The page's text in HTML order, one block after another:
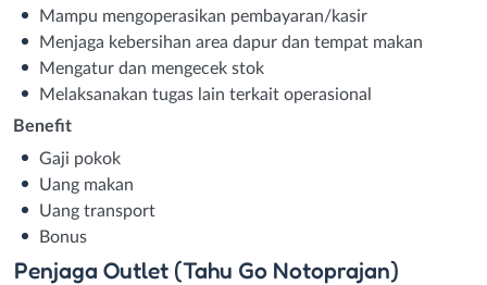
Mampu mengoperasikan pembayaran/kasir
Menjaga kebersihan area dapur dan tempat makan
Mengatur dan mengecek stok
Melaksanakan tugas lain terkait operasional
Benefit
Gaji pokok
Uang makan
Uang transport
Bonus
Penjaga Outlet (Tahu Go Notoprajan)